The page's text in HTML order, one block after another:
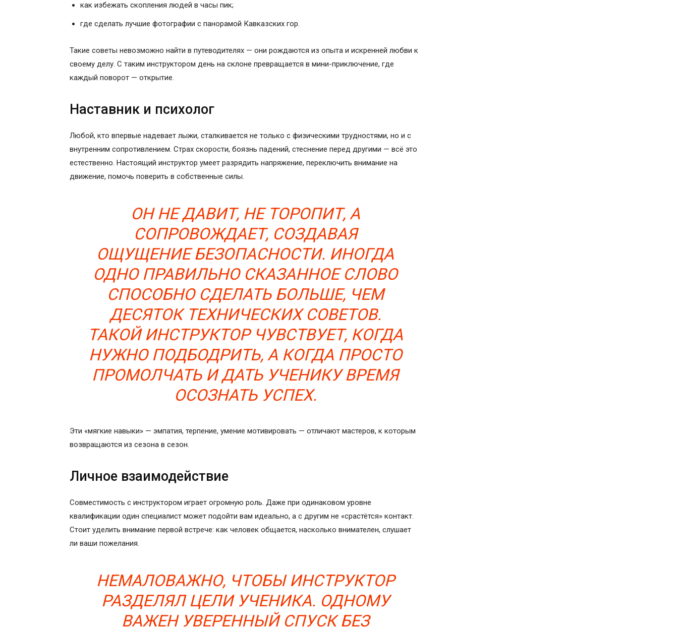
как избежать скопления людей в часы пик;
где сделать лучшие фотографии с панорамой Кавказских гор.
Такие советы невозможно найти в путеводителях — они рождаются из опыта и искренней любви к
своему делу. С таким инструктором день на склоне превращается в мини-приключение, где
каждый поворот — открытие.
Наставник и психолог
Любой, кто впервые надевает лыжи, сталкивается не только с физическими трудностями, но и с
внутренним сопротивлением. Страх скорости, боязнь падений, стеснение перед другими — всё это
естественно. Настоящий инструктор умеет разрядить напряжение, переключить внимание на
движение, помочь поверить в собственные силы.
ОН НЕ ДАВИТ, НЕ ТОРОПИТ, А
СОПРОВОЖДАЕТ, СОЗДАВАЯ
ОЩУЩЕНИЕ БЕЗОПАСНОСТИ. ИНОГДА
ОДНО ПРАВИЛЬНО СКАЗАННОЕ СЛОВО
СПОСОБНО СДЕЛАТЬ БОЛЬШЕ, ЧЕМ
ДЕСЯТОК ТЕХНИЧЕСКИХ СОВЕТОВ.
ТАКОЙ ИНСТРУКТОР ЧУВСТВУЕТ, КОГДА
НУЖНО ПОДБОДРИТЬ, А КОГДА ПРОСТО
ПРОМОЛЧАТЬ И ДАТЬ УЧЕНИКУ ВРЕМЯ
ОСОЗНАТЬ УСПЕХ.
Эти «мягкие навыки» — эмпатия, терпение, умение мотивировать — отличают мастеров, к которым
возвращаются из сезона в сезон.
Личное взаимодействие
Совместимость с инструктором играет огромную роль. Даже при одинаковом уровне
квалификации один специалист может подойти вам идеально, а с другим не «срастётся» контакт.
Стоит уделить внимание первой встрече: как человек общается, насколько внимателен, слушает
ли ваши пожелания.
НЕМАЛОВАЖНО, ЧТОБЫ ИНСТРУКТОР
РАЗДЕЛЯЛ ЦЕЛИ УЧЕНИКА. ОДНОМУ
ВАЖЕН УВЕРЕННЫЙ СПУСК БЕЗ